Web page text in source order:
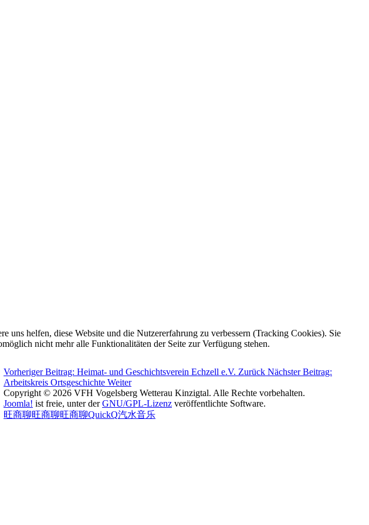
Vorheriger Beitrag: Heimat- und Geschichtsverein Echzell e.V. Zurück Nächster Beitrag:
Arbeitskreis Ortsgeschichte Weiter
Copyright © 2026 VFH Vogelsberg Wetterau Kinzigtal. Alle Rechte vorbehalten.
Joomla! ist freie, unter derGNU/GPL-Lizenz veröffentlichte Software.
uns helfen, diese Website und die Nutzererfahrung zu verbessern (Tracking Cookies). Sie
nicht mehr alle Funktionalitäten der Seite zur Verfügung stehen.
旺商聊旺商聊旺商聊QuickQ汽水音乐